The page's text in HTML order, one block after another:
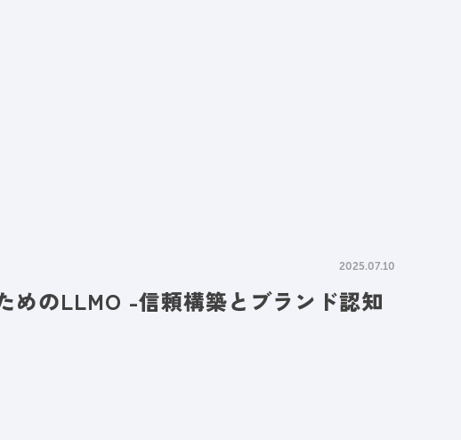
2025.07.10
めのLLMO -信頼構築とブランド認知